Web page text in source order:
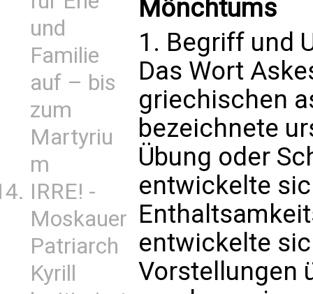
und
Familie
auf – bis
zum
Martyriu
m
IRRE! -
Moskauer
Patriarch
Kyrill
Mönchtums
1. Begriff und
Das Wort
griechischen
bezeichnete
Übung oder
entwickelte
entwickelte
Vorstellungen